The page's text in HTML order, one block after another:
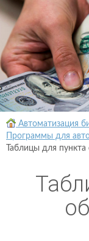
Автоматизация
Программы для
Таблицы для